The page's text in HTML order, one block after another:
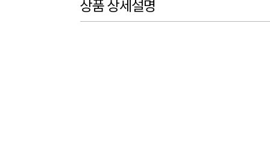
상품 상세설명